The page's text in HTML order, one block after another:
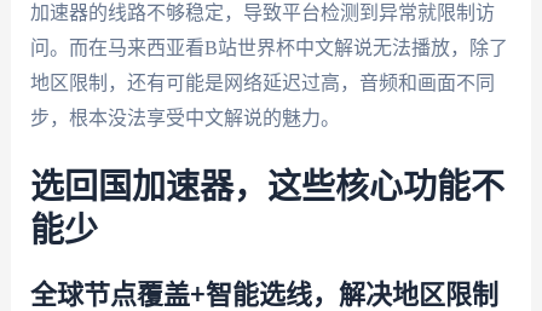
加速器的线路不够稳定，导致平台检测到异常就限制访
问。而在马来西亚看B站世界杯中文解说无法播放，除了
地区限制，还有可能是网络延迟过高，音频和画面不同
步，根本没法享受中文解说的魅力。
选回国加速器，这些核心功能不
能少
全球节点覆盖+智能选线，解决地区限制